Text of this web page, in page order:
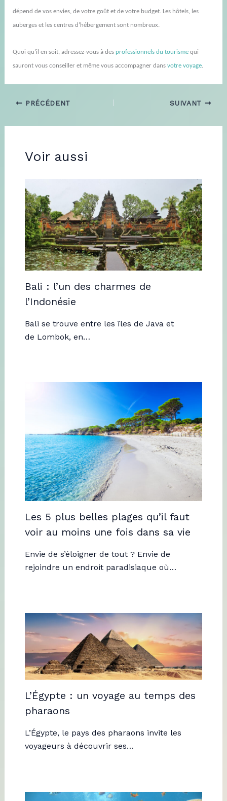
dépend de vos envies, de votre goût et de votre budget. Les hôtels, les
auberges et les centres d’hébergement sont nombreux.
Quoi qu’il en soit, adressez-vous à desprofessionnels du tourisme qui
sauront vous conseiller et même vous accompagner dans votre voyage.
PRÉCÉDENT SUIVANT
Voir aussi
Bali : l’un des charmes de
l’Indonésie
Bali se trouve entre les îles de Java et
de Lombok, en…
Les 5 plus belles plages qu’il faut
voir au moins une fois dans sa vie
Envie de s’éloigner de tout ? Envie de
rejoindre un endroit paradisiaque où…
L’Égypte : un voyage au temps des
pharaons
L’Égypte, le pays des pharaons invite les
voyageurs à découvrir ses…